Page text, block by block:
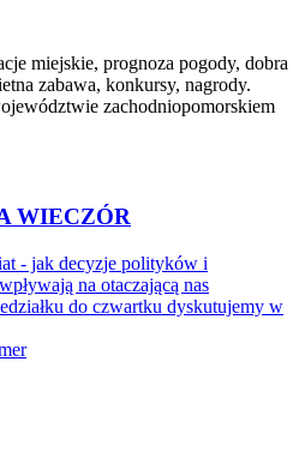
miejskie, prognoza pogody, dobra
zabawa, konkursy, nagrody.
zachodniopomorskiem
WIECZÓR
- jak decyzje polityków i
na otaczającą nas
do czwartku dyskutujemy w